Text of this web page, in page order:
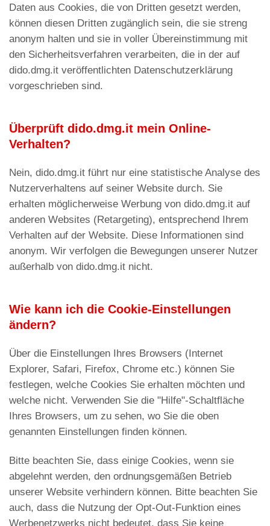
Daten aus Cookies, die von Dritten gesetzt werden,
können diesen Dritten zugänglich sein, die sie streng
anonym halten und sie in voller Übereinstimmung mit
den Sicherheitsverfahren verarbeiten, die in der auf
dido.dmg.it veröffentlichten Datenschutzerklärung
vorgeschrieben sind.
Überprüft dido.dmg.it mein Online-
Verhalten?
Nein, dido.dmg.it führt nur eine statistische Analyse des
Nutzerverhaltens auf seiner Website durch. Sie
erhalten möglicherweise Werbung von dido.dmg.it auf
anderen Websites (Retargeting), entsprechend Ihrem
Verhalten auf der Website. Diese Informationen sind
anonym. Wir verfolgen die Bewegungen unserer Nutzer
außerhalb von dido.dmg.it nicht.
Wie kann ich die Cookie-Einstellungen
ändern?
Über die Einstellungen Ihres Browsers (Internet
Explorer, Safari, Firefox, Chrome etc.) können Sie
festlegen, welche Cookies Sie erhalten möchten und
welche nicht. Verwenden Sie die "Hilfe"-Schaltfläche
Ihres Browsers, um zu sehen, wo Sie die oben
genannten Einstellungen finden können.
Bitte beachten Sie, dass einige Cookies, wenn sie
abgelehnt werden, den ordnungsgemäßen Betrieb
unserer Website verhindern können. Bitte beachten Sie
auch, dass die Nutzung der Opt-Out-Funktion eines
Werbenetzwerks nicht bedeutet, dass Sie keine